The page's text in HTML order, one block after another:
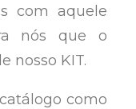
com aquele
nós que o
nosso KIT.
como